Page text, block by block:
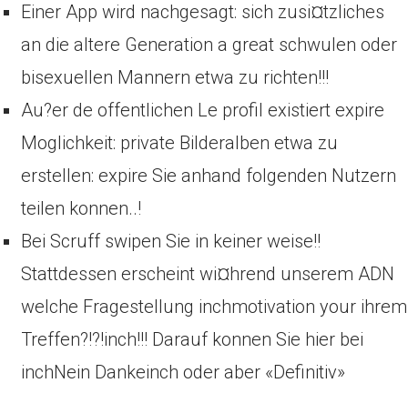
Einer App wird nachgesagt: sich zusi¤tzliches
an die altere Generation a great schwulen oder
bisexuellen Mannern etwa zu richten!!!
Au?er de offentlichen Le profil existiert expire
Moglichkeit: private Bilderalben etwa zu
erstellen: expire Sie anhand folgenden Nutzern
teilen konnen..!
Bei Scruff swipen Sie in keiner weise!!
Stattdessen erscheint wi¤hrend unserem ADN
welche Fragestellung inchmotivation your ihrem
Treffen?!?!inch!!! Darauf konnen Sie hier bei
inchNein Dankeinch oder aber «Definitiv»